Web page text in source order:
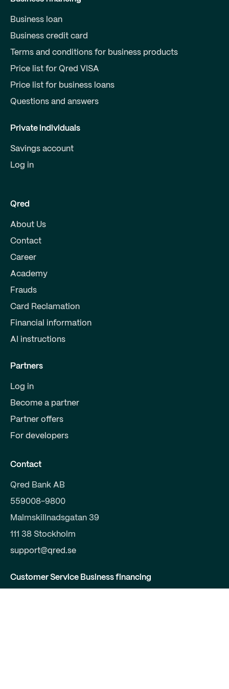
Business loan
Business credit card
Terms and conditions for business products
Price list for Qred VISA
Price list for business loans
Questions and answers
Private individuals
Savings account
Log in
Qred
About Us
Contact
Career
Academy
Frauds
Card Reclamation
Financial information
AI instructions
Partners
Log in
Become a partner
Partner offers
For developers
Contact
Qred Bank AB
559008-9800
Malmskillnadsgatan 39
111 38 Stockholm
support@qred.se
Customer Service Business financing